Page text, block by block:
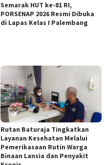
Semarak HUT ke-81 RI,
PORSENAP 2026 Resmi Dibuka
di Lapas Kelas I Palembang
Rutan Baturaja Tingkatkan
Layanan Kesehatan Melalui
Pemerikasaan Rutin Warga
Binaan Lansia dan Penyakit